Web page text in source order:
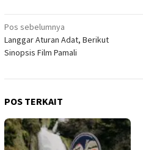
Navigasi
pos
Pos sebelumnya
Langgar Aturan Adat, Berikut
Sinopsis Film Pamali
POS TERKAIT